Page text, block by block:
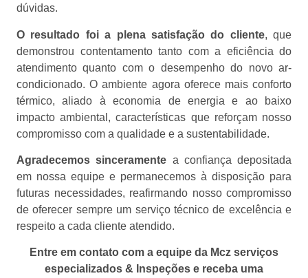
dúvidas.
O resultado foi a plena satisfação do cliente, que
demonstrou contentamento tanto com a eficiência do
atendimento quanto com o desempenho do novo ar-
condicionado. O ambiente agora oferece mais conforto
térmico, aliado à economia de energia e ao baixo
impacto ambiental, características que reforçam nosso
compromisso com a qualidade e a sustentabilidade.
Agradecemos sinceramente a confiança depositada
em nossa equipe e permanecemos à disposição para
futuras necessidades, reafirmando nosso compromisso
de oferecer sempre um serviço técnico de excelência e
respeito a cada cliente atendido.
Entre em contato com a equipe da Mcz serviços
especializados & Inspeções e receba uma